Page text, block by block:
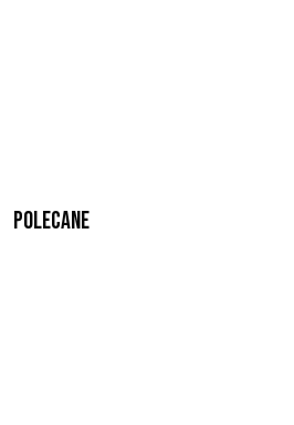
Polecane